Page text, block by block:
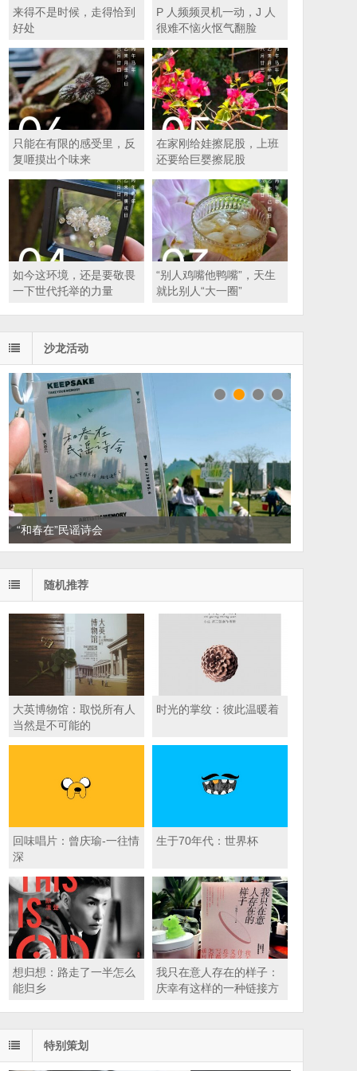
来得不是时候，走得恰到
好处
P 人频频灵机一动，J 人
很难不恼火怄气翻脸
只能在有限的感受里，反
复咂摸出个味来
在家刚给娃擦屁股，上班
还要给巨婴擦屁股
如今这环境，还是要敬畏
一下世代托举的力量
“别人鸡嘴他鸭嘴”，天生
就比别人“大一圈”
沙龙活动
“和春在”民谣诗会
读家书单：悦读，散散班味
随机推荐
大英博物馆：取悦所有人
当然是不可能的
时光的掌纹：彼此温暖着
回味唱片：曾庆瑜-一往情
深
生于70年代：世界杯
想归想：路走了一半怎么
能归乡
我只在意人存在的样子：
庆幸有这样的一种链接方
特别策划